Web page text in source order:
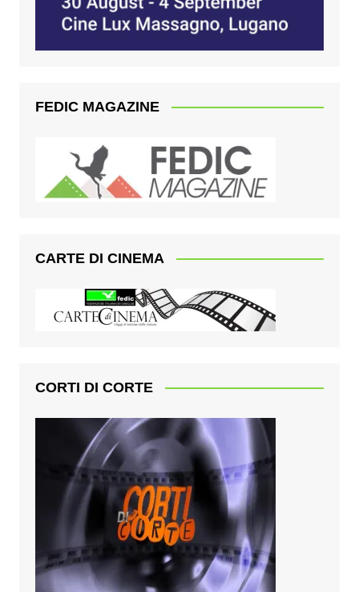
FEDIC MAGAZINE
CARTE DI CINEMA
CORTI DI CORTE